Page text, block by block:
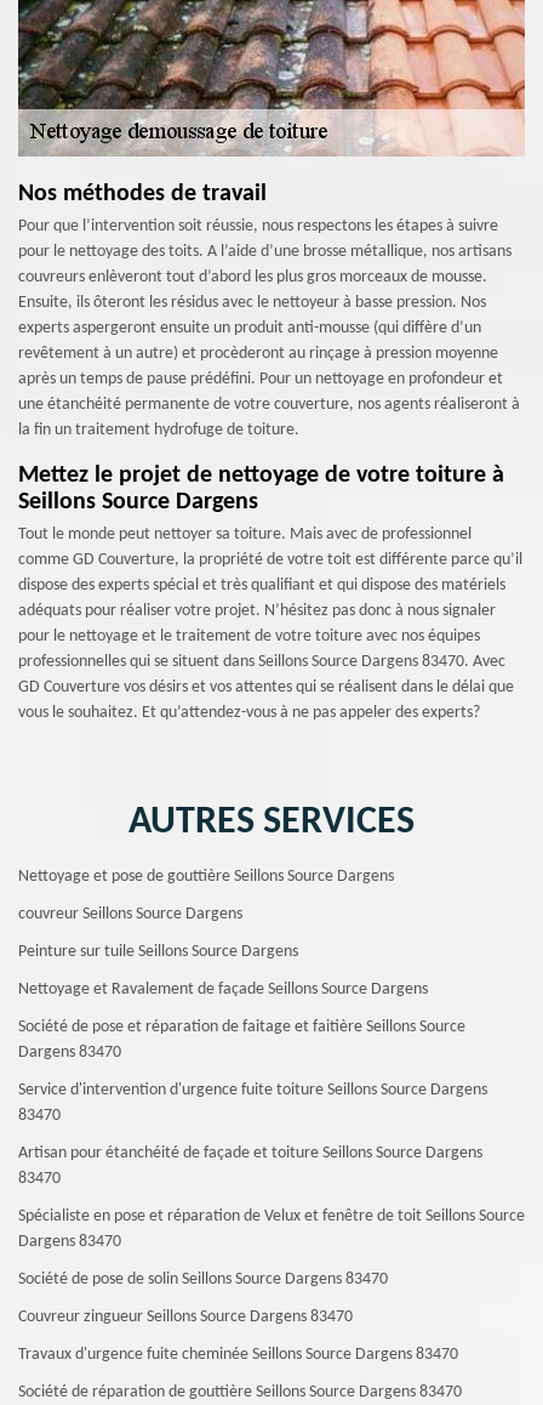
Nos méthodes de travail
Pour que l’intervention soit réussie, nous respectons les étapes à suivre
pour le nettoyage des toits. A l’aide d’une brosse métallique, nos artisans
couvreurs enlèveront tout d’abord les plus gros morceaux de mousse.
Ensuite, ils ôteront les résidus avec le nettoyeur à basse pression. Nos
experts aspergeront ensuite un produit anti-mousse (qui diffère d’un
revêtement à un autre) et procèderont au rinçage à pression moyenne
après un temps de pause prédéfini. Pour un nettoyage en profondeur et
une étanchéité permanente de votre couverture, nos agents réaliseront à
la fin un traitement hydrofuge de toiture.
Mettez le projet de nettoyage de votre toiture à
Seillons Source Dargens
Tout le monde peut nettoyer sa toiture. Mais avec de professionnel
comme GD Couverture, la propriété de votre toit est différente parce qu’il
dispose des experts spécial et très qualifiant et qui dispose des matériels
adéquats pour réaliser votre projet. N’hésitez pas donc à nous signaler
pour le nettoyage et le traitement de votre toiture avec nos équipes
professionnelles qui se situent dans Seillons Source Dargens 83470. Avec
GD Couverture vos désirs et vos attentes qui se réalisent dans le délai que
vous le souhaitez. Et qu’attendez-vous à ne pas appeler des experts?
AUTRES SERVICES
Nettoyage et pose de gouttière Seillons Source Dargens
couvreur Seillons Source Dargens
Peinture sur tuile Seillons Source Dargens
Nettoyage et Ravalement de façade Seillons Source Dargens
Société de pose et réparation de faitage et faitière Seillons Source
Dargens 83470
Service d'intervention d'urgence fuite toiture Seillons Source Dargens
83470
Artisan pour étanchéité de façade et toiture Seillons Source Dargens
83470
Spécialiste en pose et réparation de Velux et fenêtre de toit Seillons Source
Dargens 83470
Société de pose de solin Seillons Source Dargens 83470
Couvreur zingueur Seillons Source Dargens 83470
Travaux d'urgence fuite cheminée Seillons Source Dargens 83470
Société de réparation de gouttière Seillons Source Dargens 83470